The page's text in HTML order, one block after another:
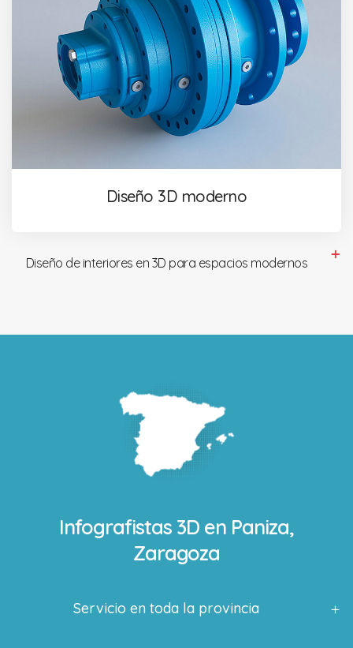
Diseño 3D moderno
Diseño de interiores en 3D para espacios modernos
Infografistas 3D en Paniza,
Zaragoza
Servicio en toda la provincia